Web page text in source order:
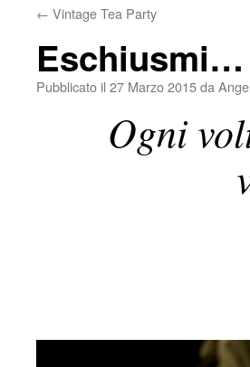
← Vintage Tea Party
Eschiusmi…
Pubblicato il 27 Marzo 2015da
Ogni